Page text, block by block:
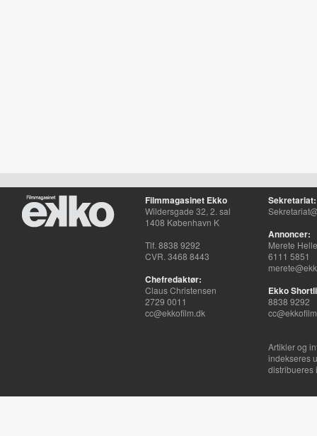
Filmmagasinet Ekko
Wildersgade 32, 2. sal
1408 København K
Tlf. 8838 9292
CVR. 3468 8443
Chefredaktør:
Claus Christensen
2729 0011
cc@ekkofilm.dk
Sekretariat:
Annoncer:
Merete
6111 5851
Ekko
8838 9292
Artikler og
indekseres
distribueres